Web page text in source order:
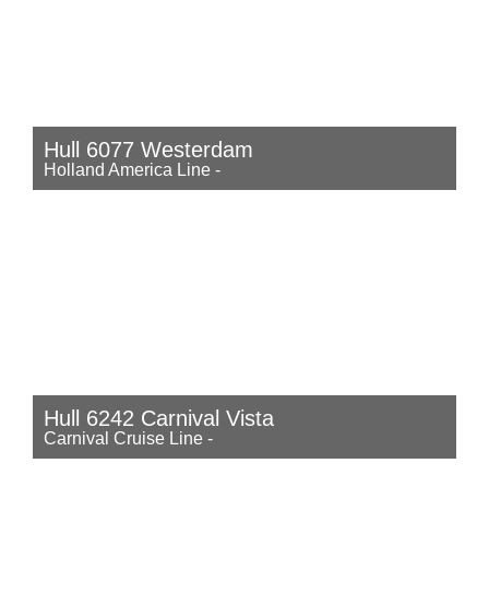
Hull 6077 Westerdam
Holland America Line -
Hull 6242 Carnival Vista
Carnival Cruise Line -